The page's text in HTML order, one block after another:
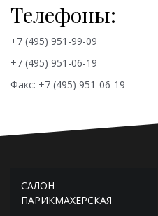
Телефоны:
+7 (495) 951-99-09
+7 (495) 951-06-19
Факс: +7 (495) 951-06-19
Навигация
по
САЛОН-
ПАРИКМАХЕРСКАЯ